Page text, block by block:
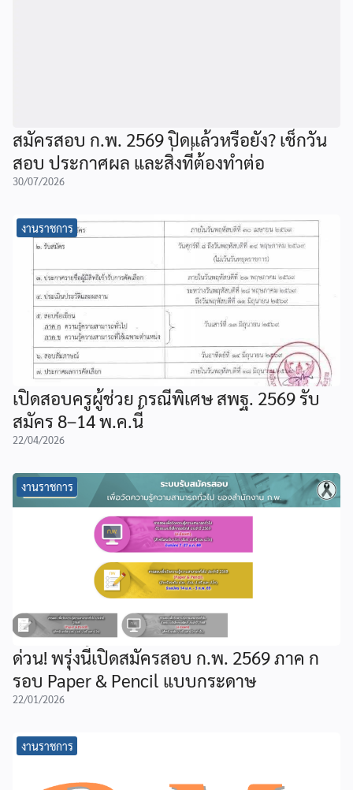
สมัครสอบ ก.พ. 2569 ปิดแล้วหรือยัง? เช็กวัน
สอบ ประกาศผล และสิ่งที่ต้องทำต่อ
30/07/2026
งานราชการ
เปิดสอบครูผู้ช่วย กรณีพิเศษ สพฐ. 2569 รับ
สมัคร 8–14 พ.ค.นี้
22/04/2026
งานราชการ
ด่วน! พรุ่งนี้เปิดสมัครสอบ ก.พ. 2569 ภาค ก
รอบ Paper & Pencil แบบกระดาษ
22/01/2026
งานราชการ